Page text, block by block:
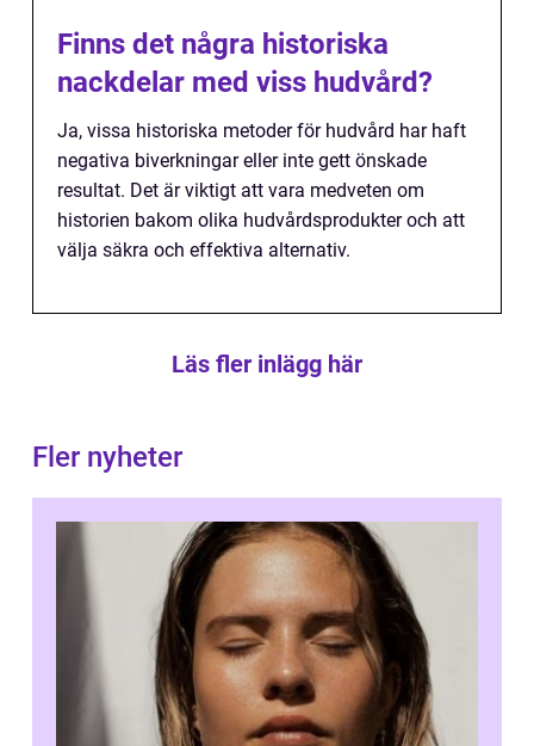
Finns det några historiska
nackdelar med viss hudvård?
Ja, vissa historiska metoder för hudvård har haft
negativa biverkningar eller inte gett önskade
resultat. Det är viktigt att vara medveten om
historien bakom olika hudvårdsprodukter och att
välja säkra och effektiva alternativ.
Läs fler inlägg här
Fler nyheter